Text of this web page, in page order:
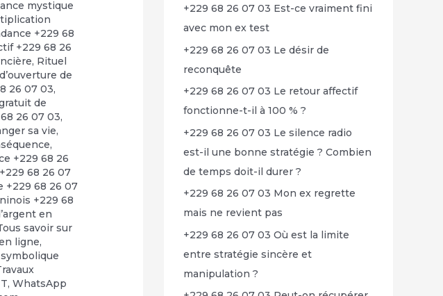
mystique
+229 68
+229 68 26
, Rituel
de
26 07 03,
de
26 07 03,
sa vie,
,
+229 68 26
68 26 07
+229 68 26 07
+229 68
en
savoir sur
ligne,
,WhatsApp
+229 68 26 07 03 Est-ce vraiment fini
avec mon ex test
+229 68 26 07 03 Le désir de
reconquête
+229 68 26 07 03 Le retour affectif
fonctionne-t-il à 100 % ?
+229 68 26 07 03 Le silence radio
est-il une bonne stratégie ? Combien
de temps doit-il durer ?
+229 68 26 07 03 Mon ex regrette
mais ne revient pas
+229 68 26 07 03 Où est la limite
entre stratégie sincère et
manipulation ?